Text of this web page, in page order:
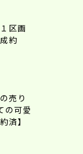
区画
約
売り
の可愛
済】